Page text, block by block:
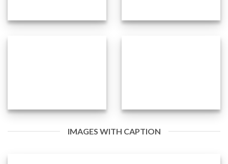
IMAGES WITH CAPTION